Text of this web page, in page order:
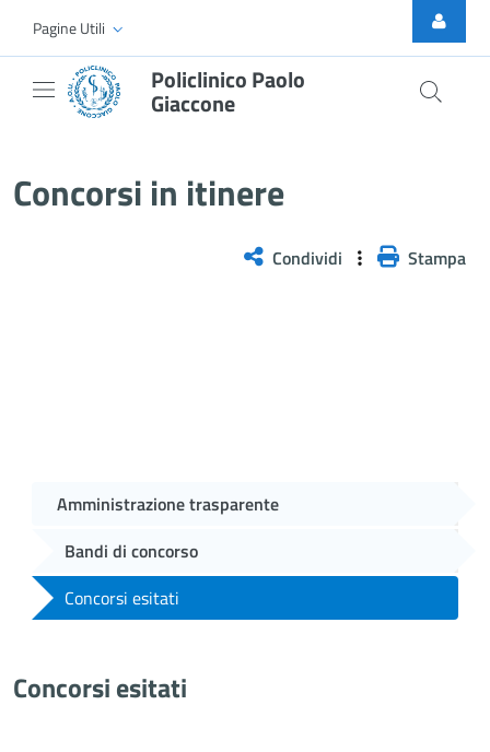
Skip to Main Content
Pagine Utili
Policlinico Paolo
Giaccone
Concorsi in itinere
Condividi Stampa
Amministrazione trasparente
Bandi di concorso
Concorsi esitati
Concorsi esitati